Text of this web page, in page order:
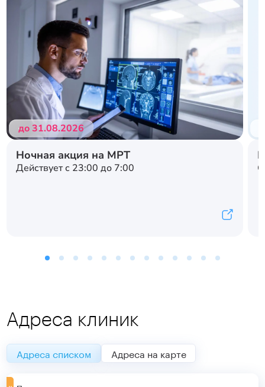
до 31.08.2026
Ночная акция на МРТ
Действует с 23:00 до 7:00
Адреса клиник
Адреса списком Адреса на карте